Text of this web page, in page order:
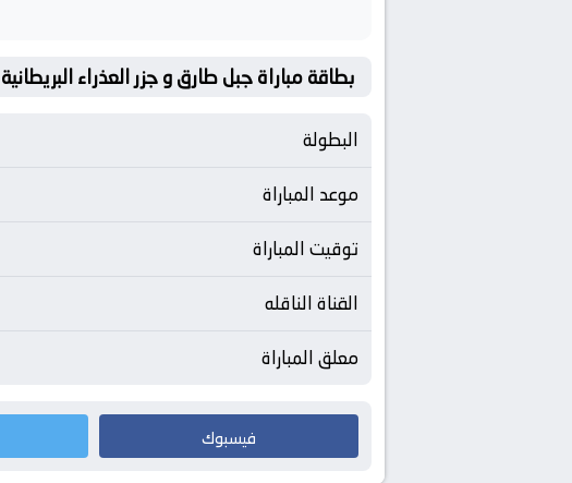
بطاقة مباراة جبل طارق و جزر العذراء البريطانية
البطولة
موعد المباراة
توقيت المباراة
القناة الناقله
معلق المباراة
فيسبوك